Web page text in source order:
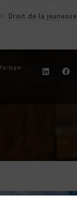
Droit de la jeunesse
Partager :